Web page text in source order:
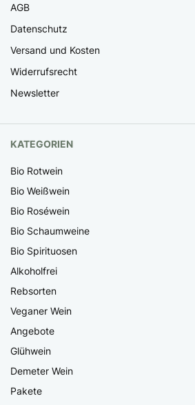
AGB
Datenschutz
Versand und Kosten
Widerrufsrecht
Newsletter
KATEGORIEN
Bio Rotwein
Bio Weißwein
Bio Roséwein
Bio Schaumweine
Bio Spirituosen
Alkoholfrei
Rebsorten
Veganer Wein
Angebote
Glühwein
Demeter Wein
Pakete